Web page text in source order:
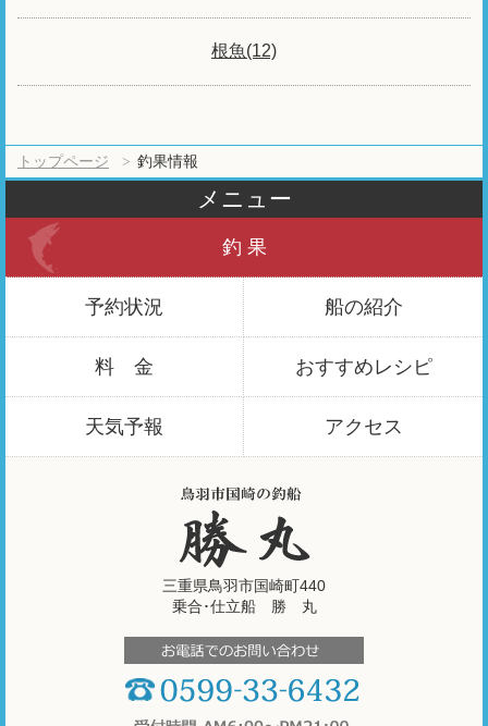
根魚(12)
トップページ 釣果情報
メニュー
釣 果
予約状況 船の紹介
料 金 おすすめレシピ
天気予報 アクセス
三重県鳥羽市国崎町440
乗合･仕立船 勝 丸